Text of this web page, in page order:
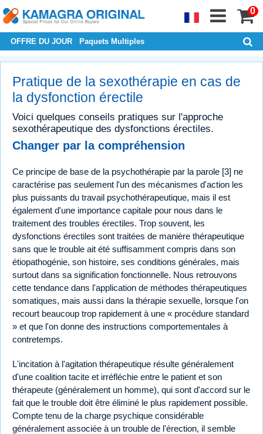
0
OFFRE DU JOUR Paquets Multiples
Pratique de la sexothérapie en cas de
la dysfonction érectile
Voici quelques conseils pratiques sur l'approche
sexothérapeutique des dysfonctions érectiles.
Changer par la compréhension
Ce principe de base de la psychothérapie par la parole [3] ne
caractérise pas seulement l'un des mécanismes d'action les
plus puissants du travail psychothérapeutique, mais il est
également d'une importance capitale pour nous dans le
traitement des troubles érectiles. Trop souvent, les
dysfonctions érectiles sont traitées de manière thérapeutique
sans que le trouble ait été suffisamment compris dans son
étiopathogénie, son histoire, ses conditions générales, mais
surtout dans sa signification fonctionnelle. Nous retrouvons
cette tendance dans l'application de méthodes thérapeutiques
somatiques, mais aussi dans la thérapie sexuelle, lorsque l'on
recourt beaucoup trop rapidement à une « procédure standard
» et que l'on donne des instructions comportementales à
contretemps.
L'incitation à l'agitation thérapeutique résulte généralement
d'une coalition tacite et irréfléchie entre le patient et son
thérapeute (généralement un homme), qui sont d'accord sur le
fait que le trouble doit être éliminé le plus rapidement possible.
Compte tenu de la charge psychique considérable
généralement associée à un trouble de l'érection, il semble